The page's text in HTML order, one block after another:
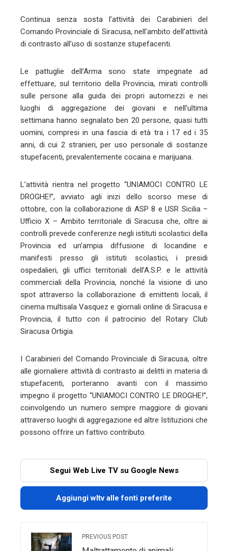
Continua senza sosta l’attività dei Carabinieri del
Comando Provinciale di Siracusa, nell’ambito dell’attività
di contrasto all’uso di sostanze stupefacenti.
Le pattuglie dell’Arma sono state impegnate ad
effettuare, sul territorio della Provincia, mirati controlli
sulle persone alla guida dei propri automezzi e nei
luoghi di aggregazione dei giovani e nell’ultima
settimana hanno segnalato ben 20 persone, quasi tutti
uomini, compresi in una fascia di età tra i 17 ed i 35
anni, di cui 2 stranieri, per uso personale di sostanze
stupefacenti, prevalentemente cocaina e marijuana.
L’attività rientra nel progetto “UNIAMOCI CONTRO LE
DROGHE!”, avviato agli inizi dello scorso mese di
ottobre, con la collaborazione di ASP 8 e USR Sicilia –
Ufficio X – Ambito territoriale di Siracusa che, oltre ai
controlli prevede conferenze negli istituti scolastici della
Provincia ed un’ampia diffusione di locandine e
manifesti presso gli istituti scolastici, i presidi
ospedalieri, gli uffici territoriali dell’A.S.P. e le attività
commerciali della Provincia, nonché la visione di uno
spot attraverso la collaborazione di emittenti locali, il
cinema multisala Vasquez e giornali online di Siracusa e
Provincia, il tutto con il patrocinio del Rotary Club
Siracusa Ortigia.
I Carabinieri del Comando Provinciale di Siracusa, oltre
alle giornaliere attività di contrasto ai delitti in materia di
stupefacenti, porteranno avanti con il massimo
impegno il progetto “UNIAMOCI CONTRO LE DROGHE!”,
coinvolgendo un numero sempre maggiore di giovani
attraverso luoghi di aggregazione ed altre Istituzioni che
possono offrire un fattivo contributo.
Segui Web Live TV su Google News
Aggiungi wltv alle fonti preferite
PREVIOUS POST